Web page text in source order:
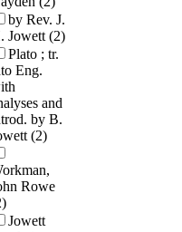
by Rev. J.
Jowett(2)
Plato ; tr.
Eng.
and
by B.
(2)
Rowe
Jowett